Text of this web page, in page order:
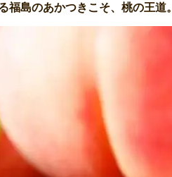
福島のあかつきこそ、桃の王道。